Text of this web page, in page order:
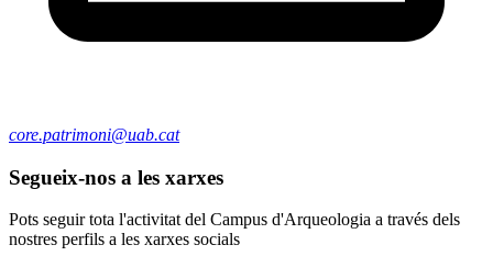
core.patrimoni@uab.cat
Segueix-nos a les xarxes
Pots seguir tota l'activitat del Campus d'Arqueologia a través dels
nostres perfils a les xarxes socials